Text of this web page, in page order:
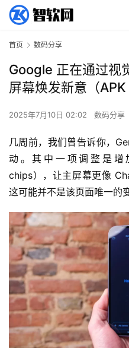
首页 数码分享
Google 正在通过视
屏幕焕发新意（APK
2025年7月10日 02:02 数码分享
几周前，我们曾告诉你，
动。其中一项调整是增
chips），让主屏幕更像
这可能并不是该页面唯一的